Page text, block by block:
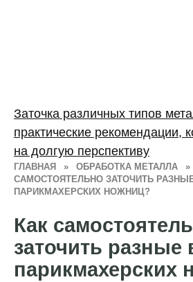
ГЛАВНАЯ » ОБРАБОТКА МЕТАЛЛА »
САМОСТОЯТЕЛЬНО ЗАТОЧИТЬ
ПАРИКМАХЕРСКИХ НОЖНИЦ?
Как
заточить разные
парикмахерских
Заточка различных типов
практические рекомендации,
на долгую перспективу